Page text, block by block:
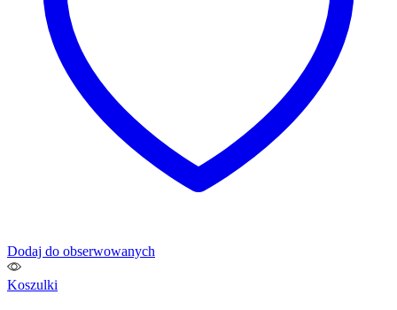
produktu
Dodaj do obserwowanych
Koszulki